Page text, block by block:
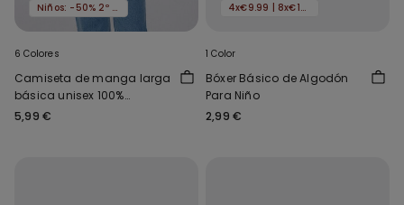
Niños: -50% 2º artículo
6 Colores
Camiseta de manga larga
básica unisex 100%
algodón niños
5,99 €
4x€9.99 | 8x€16.99
1 Color
Bóxer Básico de Algodón
Para Niño
2,99 €